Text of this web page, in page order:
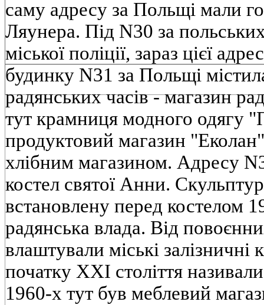
саму адресу за Польщі мали
Ляунера. Під N30 за
міської поліції, зараз цієї
будинку N31 за Польщі
радянських часів - магазин
тут крамниця модного одягу
продуктовий магазин
хлібним магазином. Адресу
костел святої Анни.
встановлену перед костелом
радянська влада. Від
влаштували міські
початку XXI століття
1960-х тут був меблевий